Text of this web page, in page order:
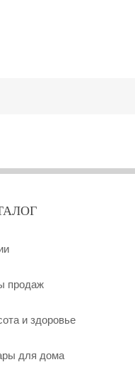
продаж
и здоровье
для дома